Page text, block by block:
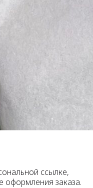
ссылке,
оформления заказа.